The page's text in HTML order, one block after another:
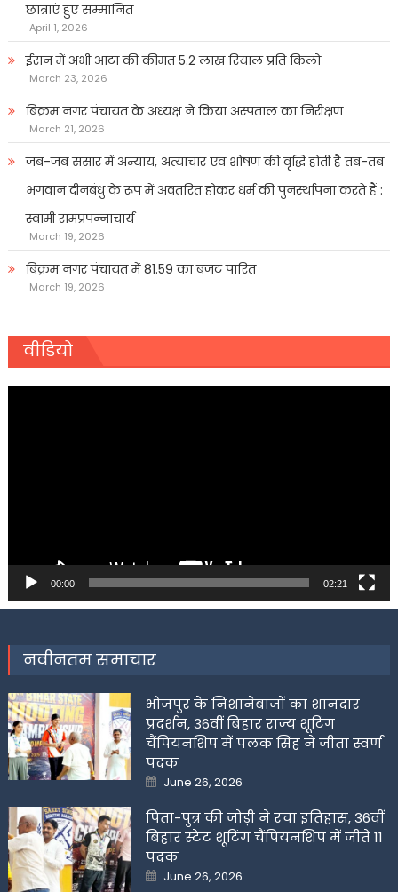
छात्राएं हुए सम्मानित
April 1, 2026
ईरान में अभी आटा की कीमत 5.2 लाख रियाल प्रति किलो
March 23, 2026
बिक्रम नगर पंचायत के अध्यक्ष ने किया अस्पताल का निरीक्षण
March 21, 2026
जब-जब संसार में अन्याय, अत्याचार एवं शोषण की वृद्धि होती है तब-तब
भगवान दीनबंधु के रूप में अवतरित होकर धर्म की पुनर्स्थापना करते हैं :
स्वामी रामप्रपन्नाचार्य
March 19, 2026
बिक्रम नगर पंचायत में 81.59 का बजट पारित
March 19, 2026
वीडियो
00:00 02:21
नवीनतम समाचार
भोजपुर के निशानेबाजों का शानदार
प्रदर्शन, 36वीं बिहार राज्य शूटिंग
चैंपियनशिप में पलक सिंह ने जीता स्वर्ण
पदक
Posted
on
June 26, 2026
पिता-पुत्र की जोड़ी ने रचा इतिहास, 36वीं
बिहार स्टेट शूटिंग चैंपियनशिप में जीते 11
पदक
Posted
on
June 26, 2026